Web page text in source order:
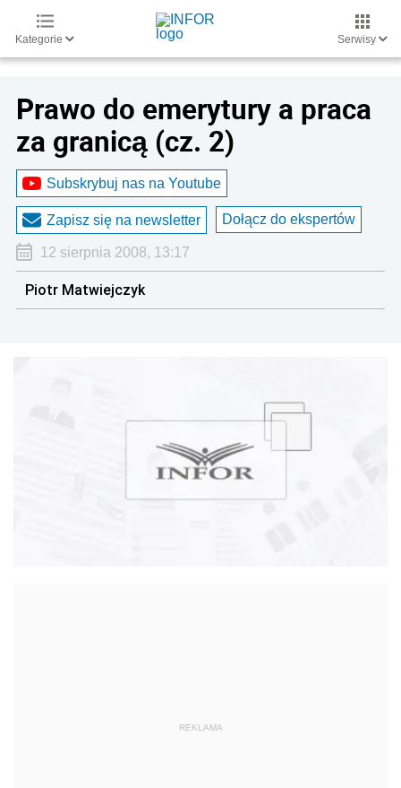
Kategorie Serwisy
Prawo do emerytury a praca
za granicą (cz. 2)
Subskrybuj nas na Youtube
Zapisz się na newsletter Dołącz do ekspertów
12 sierpnia 2008, 13:17
Piotr Matwiejczyk